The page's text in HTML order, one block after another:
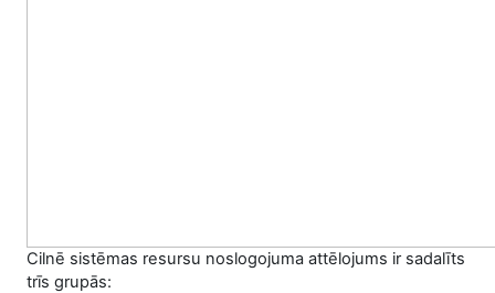
Cilnē sistēmas resursu noslogojuma attēlojums ir sadalīts
trīs grupās: